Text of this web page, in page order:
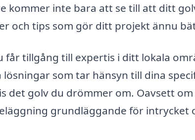
kommer inte bara att se till att ditt
och tips som gör ditt projekt ännu
får tillgång till expertis i ditt lokala
som tar hänsyn till dina
det golv du drömmer om. Oavsett
grundläggande för intrycket